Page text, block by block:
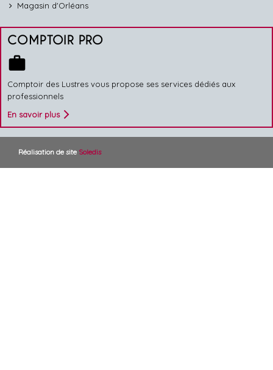
Magasin d'Orléans
COMPTOIR PRO
work
Comptoir des Lustres vous propose ses services dédiés aux
professionnels
En savoir plus
Réalisation de site Soledis